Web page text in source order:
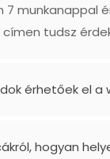
munkanappal
címen tudsz
érhetőek el a
hogyan